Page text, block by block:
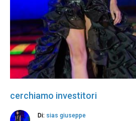
cerchiamo investitori
Di: sias giuseppe